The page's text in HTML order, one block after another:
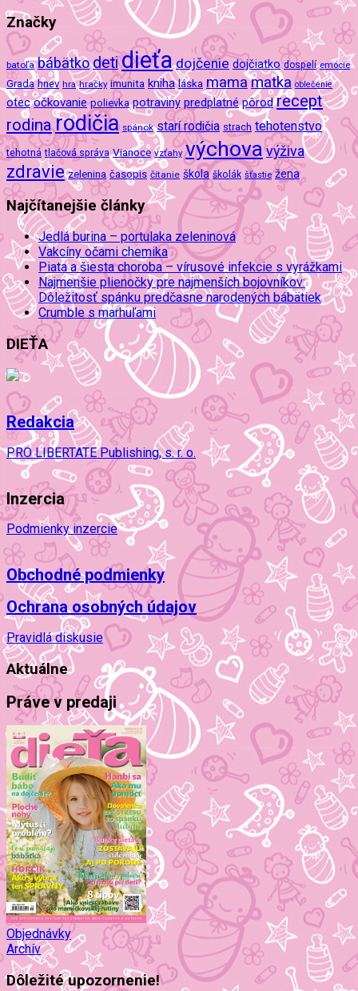
Značky
batoľa bábätkodetidieťa dojčenie dojčiatko dospelí emócie
Grada hnev hra hračky imunita kniha láska mamamatka oblečenie
otec očkovanie polievka potraviny predplatné pôrod recept
rodinarodičia spánok starí rodičia strach tehotenstvo
tehotná tlačová správa Vianoce vzťahy výchova výživa
zdravie zelenina časopis čítanie škola školák šťastie žena
Najčítanejšie články
Jedlá burina – portulaka zeleninová
Vakcíny očami chemika
Piata a šiesta choroba – vírusové infekcie s vyrážkami
Najmenšie plienočky pre najmenších bojovníkov:
Dôležitosť spánku predčasne narodených bábätiek
Crumble s marhuľami
DIEŤA
Redakcia
PRO LIBERTATE Publishing, s. r. o.
Inzercia
Podmienky inzercie
Obchodné podmienky
Ochrana osobných údajov
Pravidlá diskusie
Aktuálne
Práve v predaji
Objednávky
Archív
Dôležité upozornenie!